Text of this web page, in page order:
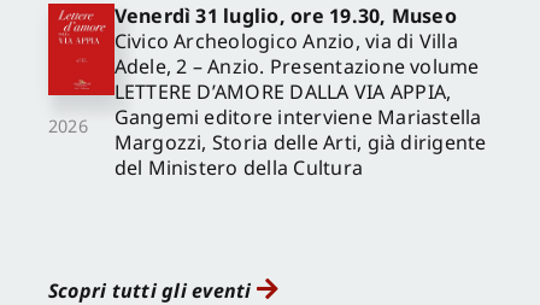
2026
Venerdì 31 luglio, ore 19.30, Museo
Civico Archeologico Anzio, via di Villa
Adele, 2 – Anzio. Presentazione volume
LETTERE D’AMORE DALLA VIA APPIA,
Gangemi editore interviene Mariastella
Margozzi, Storia delle Arti, già dirigente
del Ministero della Cultura
Scopri tutti gli eventi